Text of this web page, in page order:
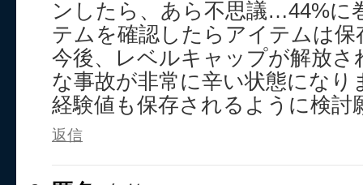
ンしたら、あら不思議…44%に
テムを確認したらアイテムは
今後、レベルキャップが解放
な事故が非常に辛い状態になり
経験値も保存されるように検討
返信